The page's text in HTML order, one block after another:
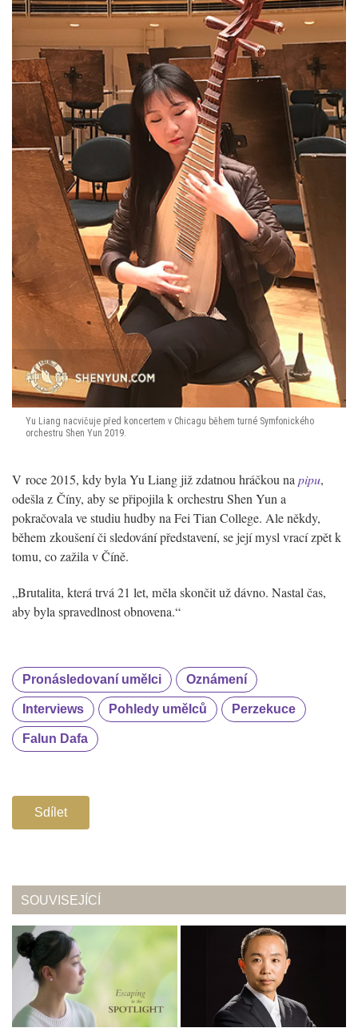
Yu Liang nacvičuje před koncertem v Chicagu během turné Symfonického
orchestru Shen Yun 2019.
V roce 2015, kdy byla Yu Liang již zdatnou hráčkou napipu,
odešla z Číny, aby se připojila k orchestru Shen Yun a
pokračovala ve studiu hudby na Fei Tian College. Ale někdy,
během zkoušení či sledování představení, se její mysl vrací zpět k
tomu, co zažila v Číně.
„Brutalita, která trvá 21 let, měla skončit už dávno. Nastal čas,
aby byla spravedlnost obnovena.“
Pronásledovaní umělci Oznámení
Interviews Pohledy umělců Perzekuce
Falun Dafa
Sdílet
SOUVISEJÍCÍ